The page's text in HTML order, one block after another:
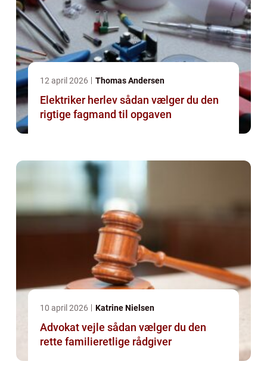
12 april 2026 Thomas Andersen
Elektriker herlev sådan vælger du den
rigtige fagmand til opgaven
10 april 2026 Katrine Nielsen
Advokat vejle sådan vælger du den
rette familieretlige rådgiver